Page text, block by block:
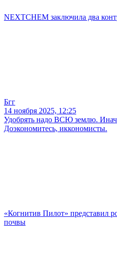
NEXTCHEM заключила два
Бгг
14 ноября 2025, 12:25
Удобрять надо ВСЮ землю.
Доэкономитесь, иккономисты.
«Когнитив Пилот» представил
почвы